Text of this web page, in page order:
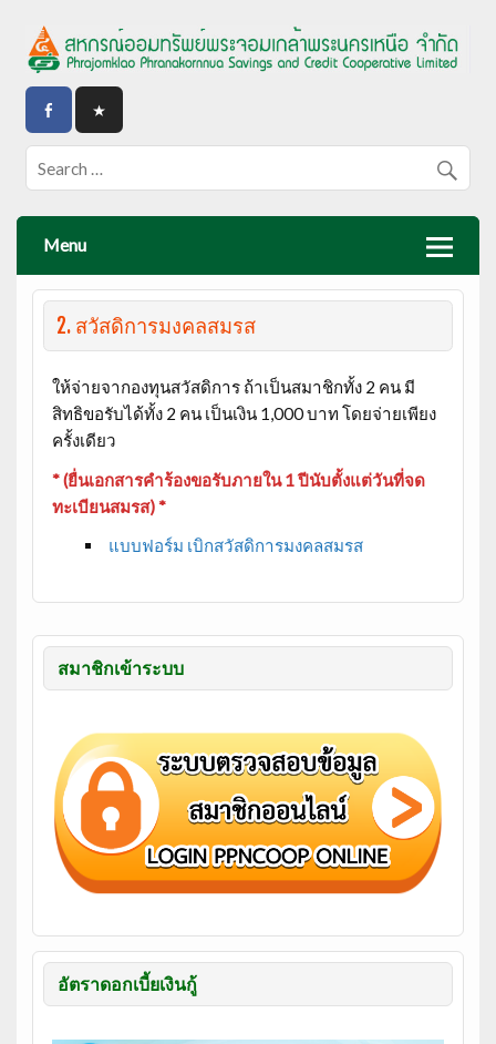
Menu
2. สวัสดิการมงคลสมรส
ให้จ่ายจากองทุนสวัสดิการ ถ้าเป็นสมาชิกทั้ง 2 คน มี
สิทธิขอรับได้ทั้ง 2 คน เป็นเงิน 1,000 บาท โดยจ่ายเพียง
ครั้งเดียว
* (ยื่นเอกสารคำร้องขอรับภายใน 1 ปีนับตั้งแต่วันที่จด
ทะเบียนสมรส) *
แบบฟอร์ม เบิกสวัสดิการมงคลสมรส
สมาชิกเข้าระบบ
อัตราดอกเบี้ยเงินกู้